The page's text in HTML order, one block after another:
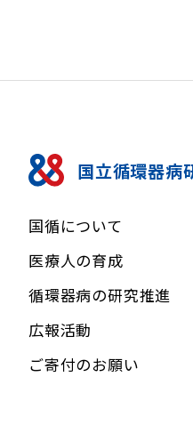
国立循環器病
国循について
医療人の育成
循環器病の研究推進
広報活動
ご寄付のお願い